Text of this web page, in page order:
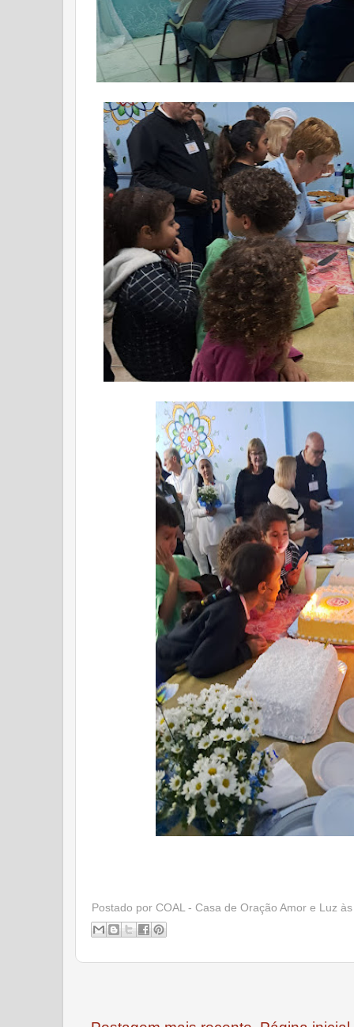
Postado por COAL - Casa de Oração Amor e Luz